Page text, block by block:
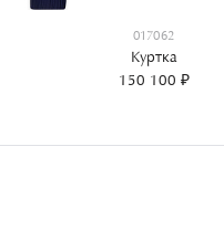
017062
Куртка
150 100 ₽